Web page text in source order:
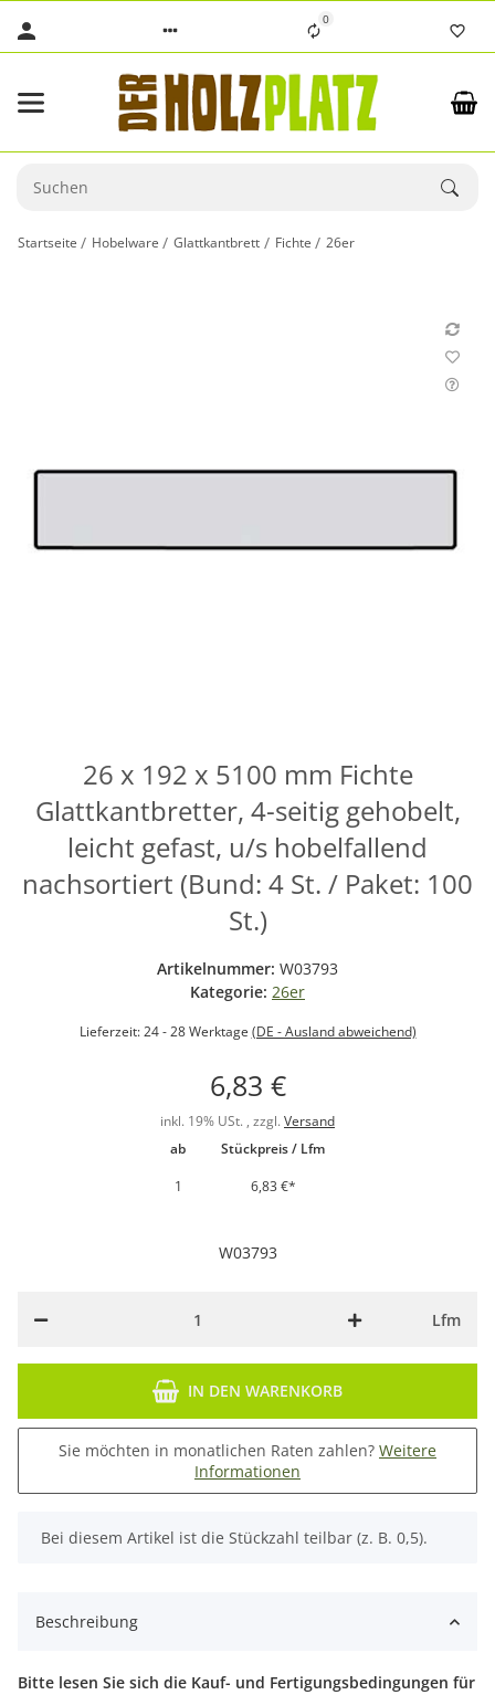
0
Startseite Hobelware Glattkantbrett Fichte 26er
26 x 192 x 5100 mm Fichte
Glattkantbretter, 4-seitig gehobelt,
leicht gefast, u/s hobelfallend
nachsortiert (Bund: 4 St. / Paket: 100
St.)
Artikelnummer: W03793
Kategorie: 26er
Lieferzeit:24 - 28 Werktage (DE - Ausland abweichend)
6,83 €
inkl. 19% USt. , zzgl. Versand
ab
Stückpreis / Lfm
1
6,83 €*
W03793
Lfm
IN DEN WARENKORB
Sie möchten in monatlichen Raten zahlen? Weitere
Informationen
x
Bei diesem Artikel ist die Stückzahl teilbar (z. B. 0,5).
Beschreibung
Bitte lesen Sie sich die Kauf- und Fertigungsbedingungen für